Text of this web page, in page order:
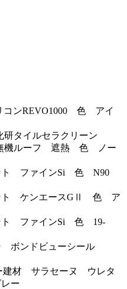
コンREVO1000 色 アイ
イルセラクリーン
無機ルーフ 遮熱 色 ノー
ト ファインSi 色 N90
ト ケンエースGⅡ 色 ア
ト ファインSi 色 19-
ボンドビューシール
建材 サラセーヌ ウレタ
ー